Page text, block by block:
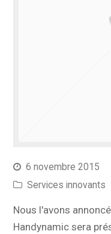
6 novembre 2015
Services innovants
Nous l'avons
Handynamic sera